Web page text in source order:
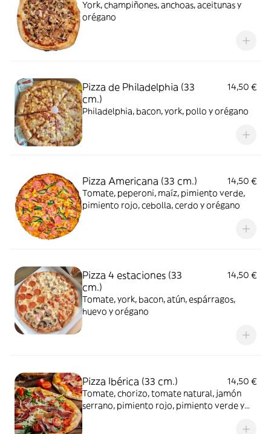
York, champiñones, anchoas, aceitunas y
orégano
Pizza de Philadelphia (33
cm.)
14,50 €
Philadelphia, bacon, york, pollo y orégano
Pizza Americana (33 cm.)
14,50 €
Tomate, peperoni, maíz, pimiento verde,
pimiento rojo, cebolla, cerdo y orégano
Pizza 4 estaciones (33
cm.)
14,50 €
Tomate, york, bacon, atún, espárragos,
huevo y orégano
Pizza Ibérica (33 cm.)
14,50 €
Tomate, chorizo, tomate natural, jamón
serrano, pimiento rojo, pimiento verde y